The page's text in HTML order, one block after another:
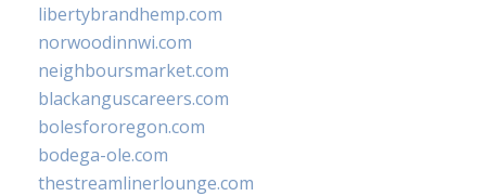
libertybrandhemp.com
norwoodinnwi.com
neighboursmarket.com
blackanguscareers.com
bolesfororegon.com
bodega-ole.com
thestreamlinerlounge.com